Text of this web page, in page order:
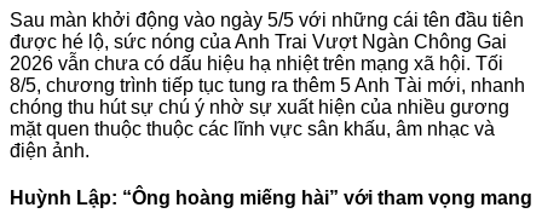
Sau màn khởi động vào ngày 5/5 với những cái tên đầu tiên
được hé lộ, sức nóng của Anh Trai Vượt Ngàn Chông Gai
2026 vẫn chưa có dấu hiệu hạ nhiệt trên mạng xã hội. Tối
8/5, chương trình tiếp tục tung ra thêm 5 Anh Tài mới, nhanh
chóng thu hút sự chú ý nhờ sự xuất hiện của nhiều gương
mặt quen thuộc thuộc các lĩnh vực sân khấu, âm nhạc và
điện ảnh.
Huỳnh Lập: “Ông hoàng miếng hài” với tham vọng mang